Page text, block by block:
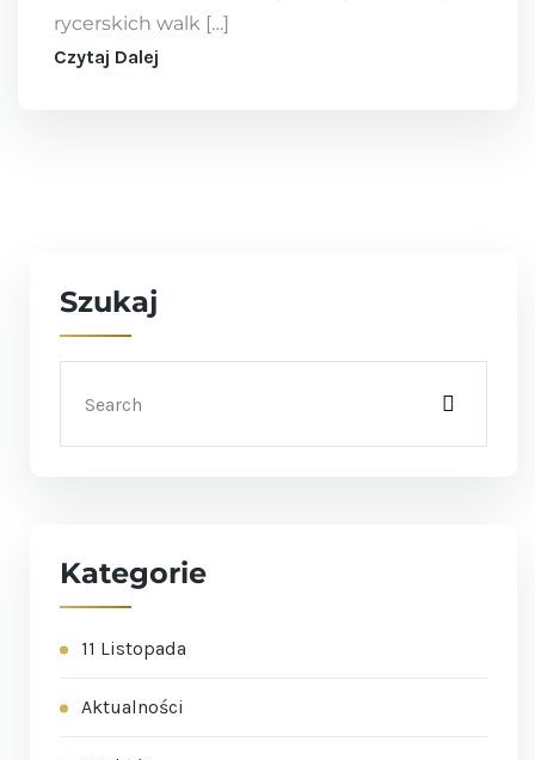
rycerskich walk […]
Czytaj Dalej
Szukaj
Kategorie
11 Listopada
Aktualności